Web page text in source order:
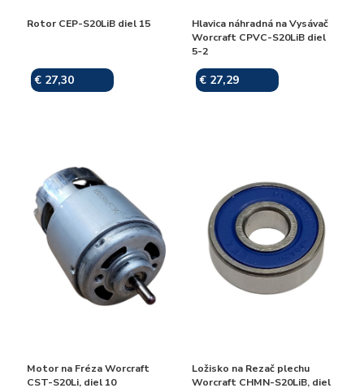
Rotor CEP-S20LiB diel 15
€ 27,30
Hlavica náhradná na Vysávač
Worcraft CPVC-S20LiB diel
5-2
€ 27,29
Motor na Fréza Worcraft
CST-S20Li, diel 10
Ložisko na Rezač plechu
Worcraft CHMN-S20LiB, diel